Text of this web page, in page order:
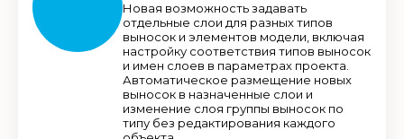
Новая возможность задавать
отдельные слои для разных типов
выносок и элементов модели, включая
настройку соответствия типов выносок
и имен слоев в параметрах проекта.
Автоматическое размещение новых
выносок в назначенные слои и
изменение слоя группы выносок по
типу без редактирования каждого